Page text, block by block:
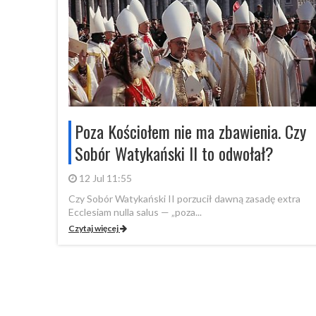
Poza Kościołem nie ma zbawienia. Czy
Sobór Watykański II to odwołał?
12 Jul 11:55
Czy Sobór Watykański II porzucił dawną zasadę extra
Ecclesiam nulla salus — „poza...
Czytaj więcej